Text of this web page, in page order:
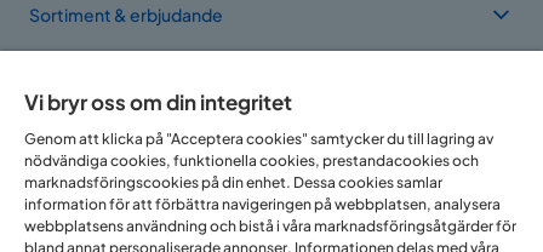
Sortiment & erbjudande
Vi finns i flera länder
Vi bryr oss om din integritet
Genom att klicka på "Acceptera cookies" samtycker du till lagring av
nödvändiga cookies, funktionella cookies, prestandacookies och
marknadsföringscookies på din enhet. Dessa cookies samlar
information för att förbättra navigeringen på webbplatsen, analysera
webbplatsens användning och bistå i våra marknadsföringsåtgärder för
bland annat personaliserade annonser. Informationen delas med våra